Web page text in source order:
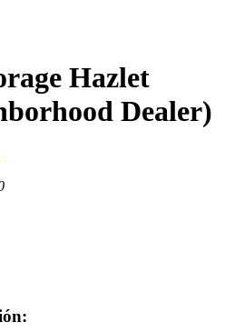
Hazlet
Dealer)